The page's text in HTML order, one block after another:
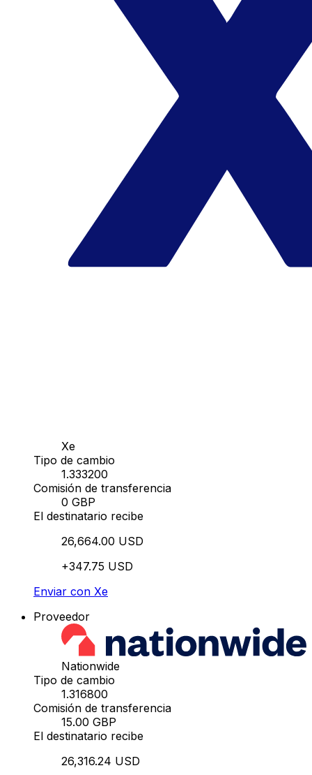
Xe
Tipo de cambio
1.333200
Comisión de transferencia
0 GBP
El destinatario recibe
26,664.00 USD
+347.75 USD
Enviar con Xe
Proveedor
Nationwide
Tipo de cambio
1.316800
Comisión de transferencia
15.00 GBP
El destinatario recibe
26,316.24 USD